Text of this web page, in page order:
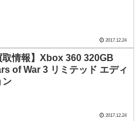
2017.12.24
取情報】Xbox 360 320GB
of War 3 リミテッド エディ
ン
2017.12.24